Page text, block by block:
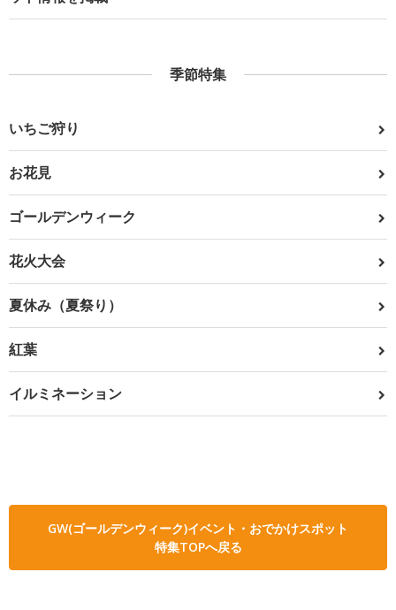
季節特集
いちご狩り
お花見
ゴールデンウィーク
花火大会
夏休み（夏祭り）
紅葉
イルミネーション
GW(ゴールデンウィーク)イベント・おでかけスポット
特集TOPへ戻る